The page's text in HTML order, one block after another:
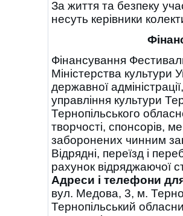
За життя та безпеку
несуть керівники
Фінансування
Міністерства культури
державної
управління культури
Тернопільського
творчості, спонсорів,
заборонених чинним
Відрядні, переїзд і
рахунок відряджаючої
Адреси і телефони
вул. Медова, 3, м.
Тернопільський